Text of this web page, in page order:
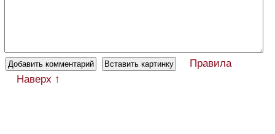
Правила
Наверх ↑